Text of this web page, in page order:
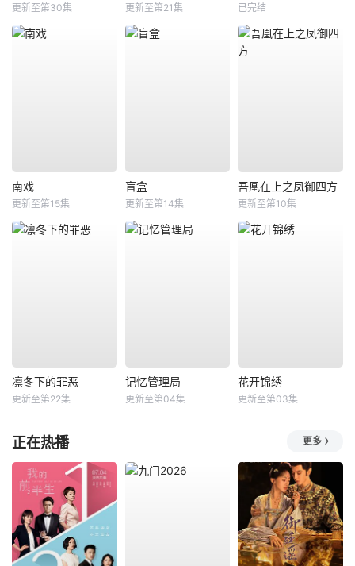
更新至第30集 更新至第21集 已完结
南戏
更新至第15集
盲盒
更新至第14集
吾凰在上之凤御四方
更新至第10集
凛冬下的罪恶
更新至第22集
记忆管理局
更新至第04集
花开锦绣
更新至第03集
正在热播 更多